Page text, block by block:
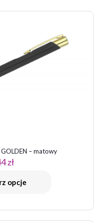
Wymagane pola
5
– matowy
zł
opcje